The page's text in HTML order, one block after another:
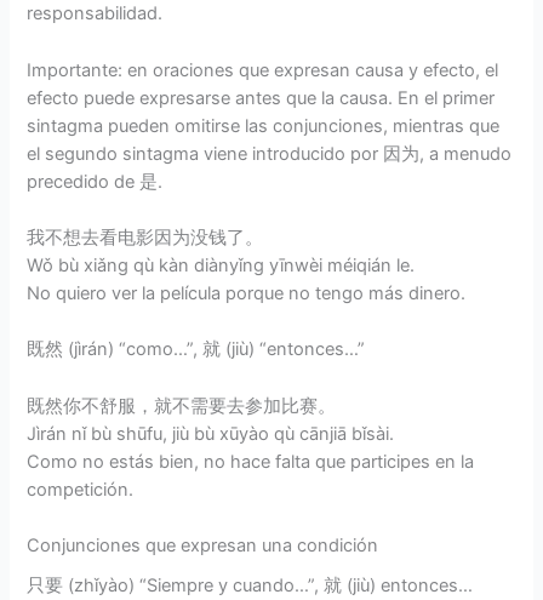
responsabilidad.
Importante: en oraciones que expresan causa y efecto, el
efecto puede expresarse antes que la causa. En el primer
sintagma pueden omitirse las conjunciones, mientras que
el segundo sintagma viene introducido por 因为, a menudo
precedido de 是.
我不想去看电影因为没钱了。
Wǒ bù xiǎng qù kàn diànyǐng yīnwèi méiqián le.
No quiero ver la película porque no tengo más dinero.
既然 (jìrán) “como…”, 就 (jiù) “entonces…”
既然你不舒服，就不需要去参加比赛。
Jìrán nǐ bù shūfu, jiù bù xūyào qù cānjiā bǐsài.
Como no estás bien, no hace falta que participes en la
competición.
Conjunciones que expresan una condición
只要 (zhǐyào) “Siempre y cuando…”, 就 (jiù) entonces…